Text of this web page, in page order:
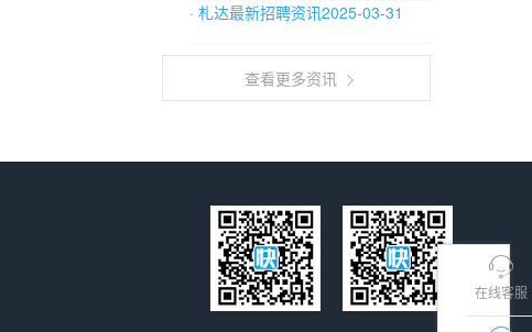
在线客服
· 札达最新招聘资讯2025-03-31
查看更多资讯